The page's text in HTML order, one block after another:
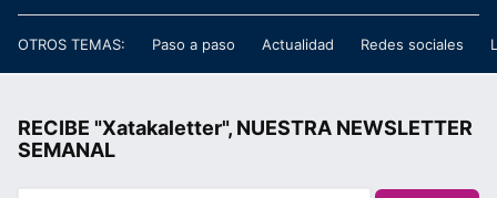
OTROS TEMAS: Paso a paso Actualidad Redes sociales
RECIBE "Xatakaletter", NUESTRA NEWSLETTER
SEMANAL